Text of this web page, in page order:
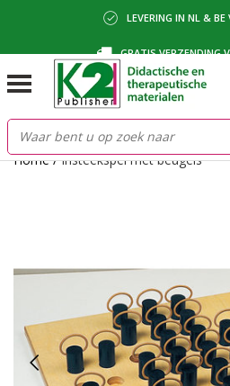
LEVERING IN NL &
GRATIS VERZENDING
BETALING VIA IDEAL,
Home/Insteekspel met beugels